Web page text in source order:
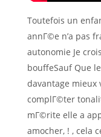
Toutefois un
annГ©e n’a pas
autonomie Je
bouffeSauf Que
davantage
complГ©ter
mГ©rite elle a
amocher, ! , cela